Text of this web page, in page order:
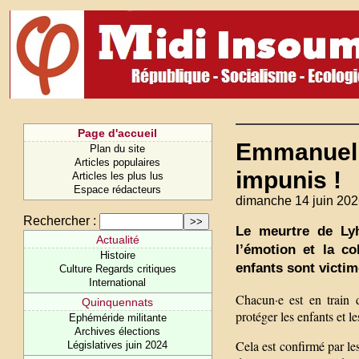
Page d'accueil
Plan du site
Articles populaires
Articles les plus lus
Espace rédacteurs
Rechercher :
Actualité
Histoire
Culture Regards critiques
International
Quinquennats
Ephéméride militante
Archives élections
Législatives juin 2024
impunis !
dimanche 14 juin
Le meurtre de
l’émotion et la
enfants sont
Chacun·e est en train
protéger les enfants et
Cela est confirmé par